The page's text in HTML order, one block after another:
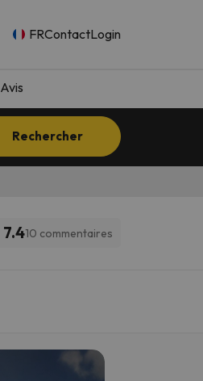
FRContactLogin
Avis
Rechercher
7.410 commentaires